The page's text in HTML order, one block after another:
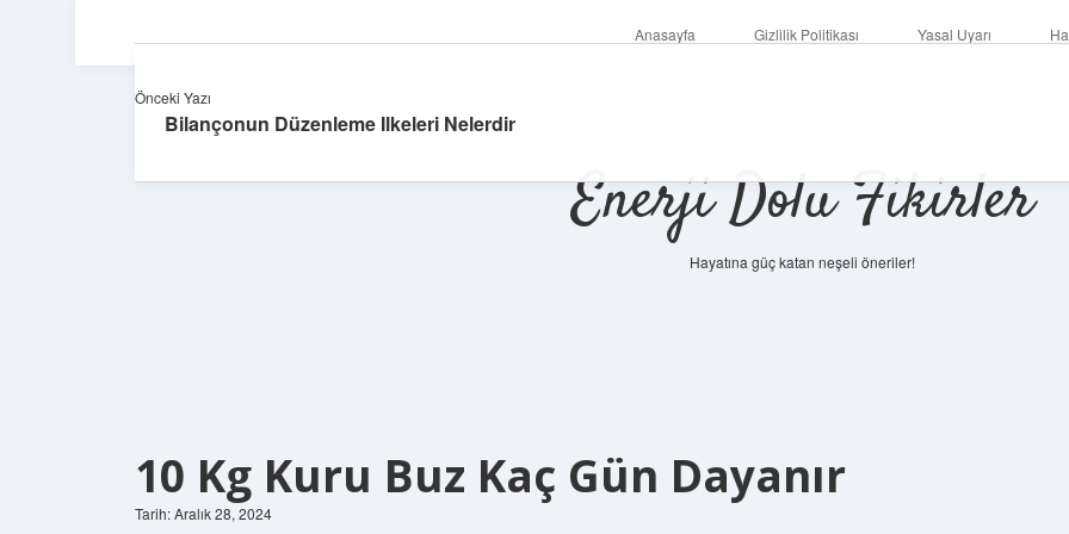
Anasayfa Gizlilik Politikası Yasal Uyarı
Enerji Dolu Fikirler
Hayatına güç katan neşeli öneriler!
10 Kg Kuru Buz Kaç Gün Dayanır
Tarih: Aralık 28, 2024
Önceki Yazı
Bilançonun Düzenleme Ilkeleri Nelerdir